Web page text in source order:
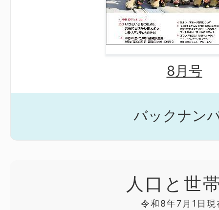
8月号
バックナン
人口と世
令和8年7月1日現